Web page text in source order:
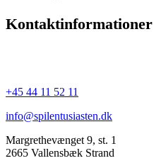
Kontaktinformationer
+45 44 11 52 11
info@spilentusiasten.dk
Margrethevænget 9, st. 1
2665 Vallensbæk Strand